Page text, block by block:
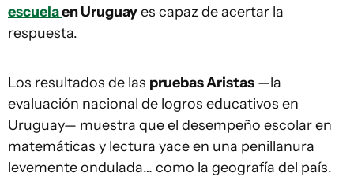
escuelaen Uruguayes capaz de acertar la
respuesta.
Los resultados de las pruebas Aristas —la
evaluación nacional de logros educativos en
Uruguay— muestra que el desempeño escolar en
matemáticas y lectura yace en una penillanura
levemente ondulada… como la geografía del país.